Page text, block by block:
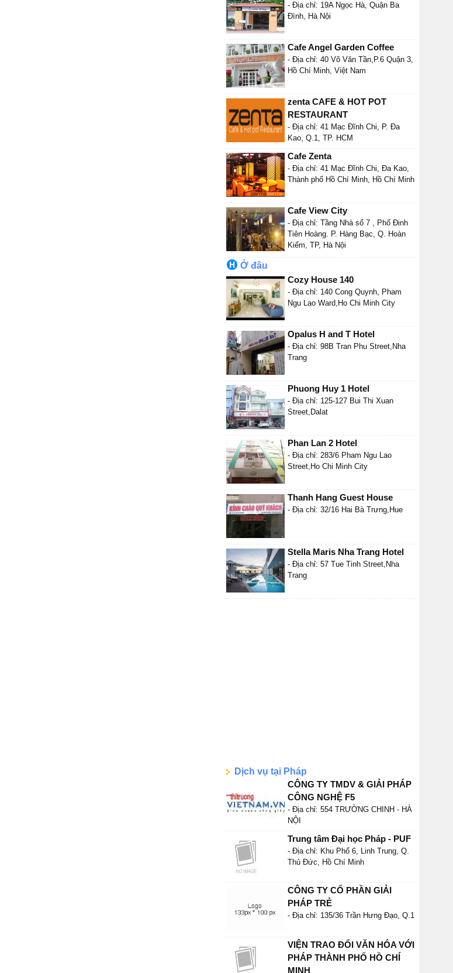
- Địa chỉ: 19A Ngọc Hà, Quận Ba
Đình, Hà Nội
Cafe Angel Garden Coffee
- Địa chỉ: 40 Võ Văn Tần,P.6 Quận 3,
Hồ Chí Minh, Việt Nam
zenta CAFE & HOT POT
RESTAURANT
- Địa chỉ: 41 Mạc Đĩnh Chi, P. Đa
Kao, Q.1, TP. HCM
Cafe Zenta
- Địa chỉ: 41 Mạc Đĩnh Chi, Đa Kao,
Thành phố Hồ Chí Minh, Hồ Chí Minh
Cafe View City
- Địa chỉ: Tầng Nhà số 7 , Phố Đinh
Tiên Hoàng. P. Hàng Bạc, Q. Hoàn
Kiếm, TP, Hà Nội
Ở đâu
Cozy House 140
- Địa chỉ: 140 Cong Quynh, Pham
Ngu Lao Ward,Ho Chi Minh City
Opalus H and T Hotel
- Địa chỉ: 98B Tran Phu Street,Nha
Trang
Phuong Huy 1 Hotel
- Địa chỉ: 125-127 Bui Thi Xuan
Street,Dalat
Phan Lan 2 Hotel
- Địa chỉ: 283/6 Pham Ngu Lao
Street,Ho Chi Minh City
Thanh Hang Guest House
- Địa chỉ: 32/16 Hai Bà Trưng,Hue
Stella Maris Nha Trang Hotel
- Địa chỉ: 57 Tue Tinh Street,Nha
Trang
Dịch vụ tại Pháp
CÔNG TY TMDV & GIẢI PHÁP
CÔNG NGHỆ F5
- Địa chỉ: 554 TRƯỜNG CHINH - HÀ
NỘI
Trung tâm Đại học Pháp - PUF
- Địa chỉ: Khu Phố 6, Linh Trung, Q.
Thủ Đức, Hồ Chí Minh
CÔNG TY CỔ PHẦN GIẢI
PHÁP TRẺ
- Địa chỉ: 135/36 Trần Hưng Đạo, Q.1
VIỆN TRAO ĐỔI VĂN HÓA VỚI
PHÁP THÀNH PHỐ HỒ CHÍ
MINH